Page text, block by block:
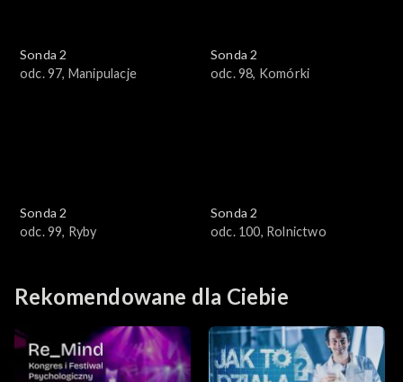
Sonda 2
odc. 97, Manipulacje
Sonda 2
odc. 98, Komórki
Sonda 2
odc. 99, Ryby
Sonda 2
odc. 100, Rolnictwo
Rekomendowane dla Ciebie